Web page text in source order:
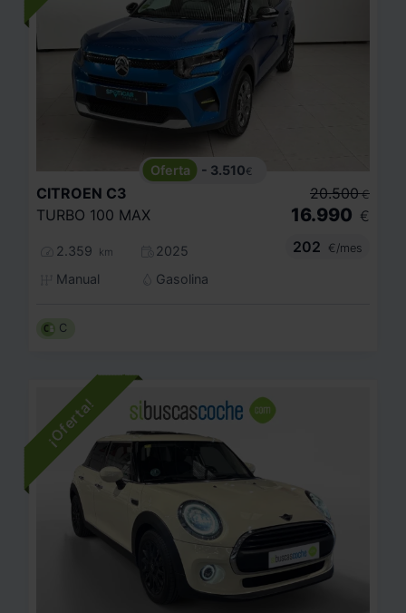
- 3.510€
CITROEN C3
TURBO 100 MAX
2.359 km
2025
Manual
Gasolina
20.500 €
16.990 €
202
€/mes
C